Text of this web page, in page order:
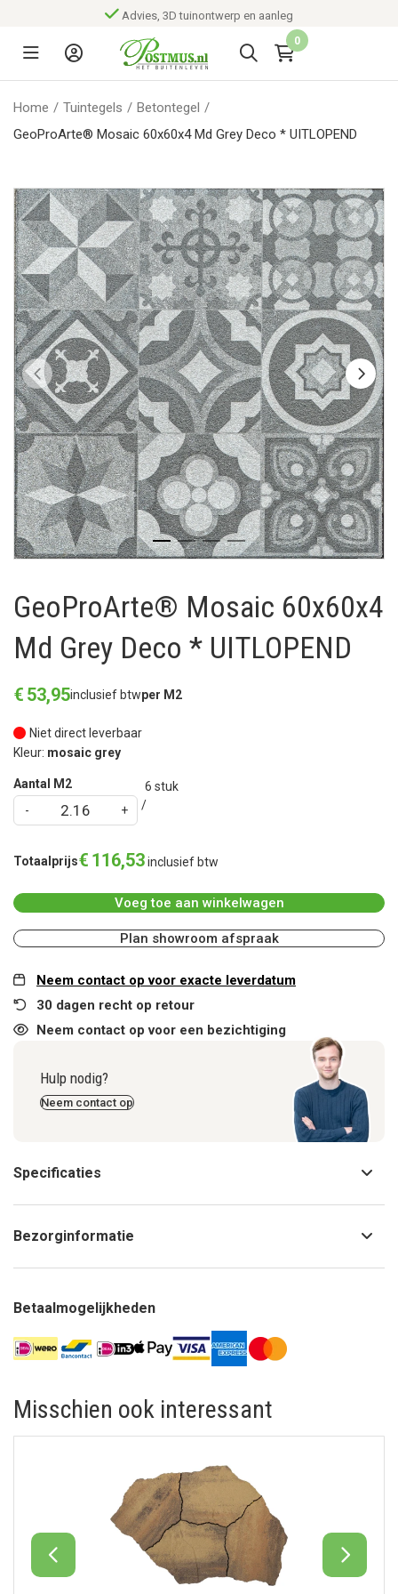
Advies, 3D tuinontwerp en aanleg
0
Home / Tuintegels / Betontegel /
GeoProArte® Mosaic 60x60x4 Md Grey Deco * UITLOPEND
GeoProArte® Mosaic 60x60x4
Md Grey Deco * UITLOPEND
€ 53,95inclusief btwper M2
Niet direct leverbaar
Kleur: mosaic grey
Aantal M2 6 stuk
Totaalprijs€ 116,53inclusief btw
Voeg toe aan winkelwagen
Plan showroom afspraak
Neem contact op voor exacte leverdatum
30 dagen recht op retour
Neem contact op voor een bezichtiging
Hulp nodig?
Neem contact op
Specificaties
Bezorginformatie
Betaalmogelijkheden
Misschien ook interessant